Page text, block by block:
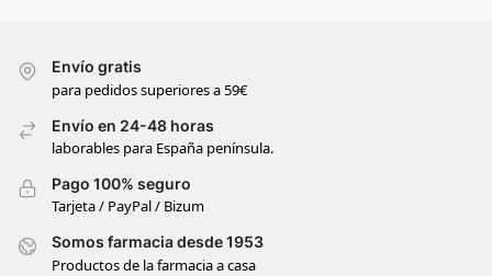
Envío gratis
para pedidos superiores a 59€
Envío en 24-48 horas
laborables para España península.
Pago 100% seguro
Tarjeta / PayPal / Bizum
Somos farmacia desde 1953
Productos de la farmacia a casa